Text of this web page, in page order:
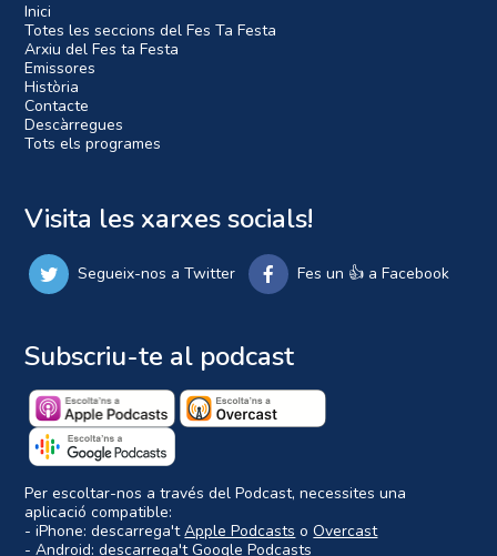
Inici
Totes les seccions del Fes Ta Festa
Arxiu del Fes ta Festa
Emissores
Història
Contacte
Descàrregues
Tots els programes
Visita les xarxes socials!
Segueix-nos a Twitter Fes un 👍 a Facebook
Subscriu-te al podcast
Per escoltar-nos a través del Podcast, necessites una
aplicació compatible:
- iPhone: descarrega'tApple Podcasts oOvercast
- Android: descarrega'tGoogle Podcasts